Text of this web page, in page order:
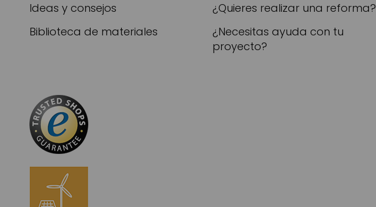
Ideas y consejos
Biblioteca de materiales
¿Quieres realizar una reforma?
¿Necesitas ayuda con tu
proyecto?